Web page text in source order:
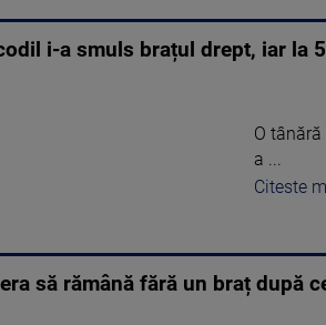
i-a smuls brațul drept, iar la
O
a ...
Citeste
să rămână fără un braț după